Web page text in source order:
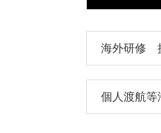
海外研修
個人渡航